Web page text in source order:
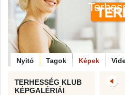
Nyitó Tagok Képek
TERHESSÉG KLUB
KÉPGALÉRIÁI